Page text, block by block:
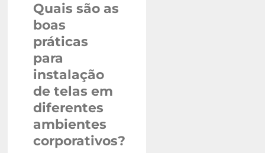
Quais são as
boas
práticas
para
instalação
de telas em
diferentes
ambientes
corporativos?